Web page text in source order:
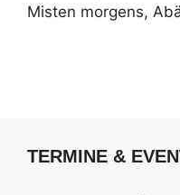
Misten morgens,
TERMINE &